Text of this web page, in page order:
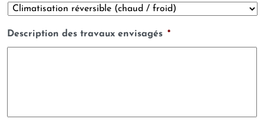
Description des travaux envisagés *